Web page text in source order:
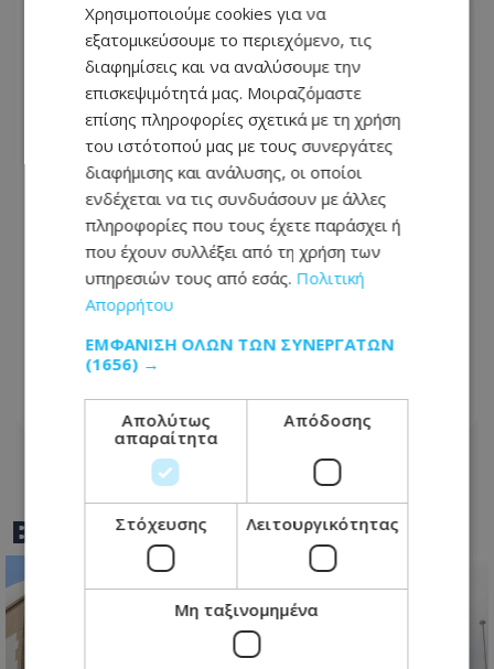
Βραδινός έλεγχος στην Αγία Νάπα
έκρυβε «λαβράκι»: Χειροπέδες σε δύο
νεαρούς
08.08.2026 - 09:45
BEST OFTOTHEMAONLINE
Χρησιμοποιούμε cookies για να
εξατομικεύσουμε το περιεχόμενο, τις
διαφημίσεις και να αναλύσουμε την
επισκεψιμότητά μας. Μοιραζόμαστε
επίσης πληροφορίες σχετικά με τη χρήση
του ιστότοπού μας με τους συνεργάτες
διαφήμισης και ανάλυσης, οι οποίοι
ενδέχεται να τις συνδυάσουν με άλλες
πληροφορίες που τους έχετε παράσχει ή
που έχουν συλλέξει από τη χρήση των
υπηρεσιών τους από εσάς. Πολιτική
Απορρήτου
ΕΜΦΆΝΙΣΗ ΌΛΩΝ ΤΩΝ ΣΥΝΕΡΓΑΤΏΝ
(1656) →
Απολύτως
απαραίτητα
Απόδοσης
Στόχευσης Λειτουργικότητας
Μη ταξινομημένα